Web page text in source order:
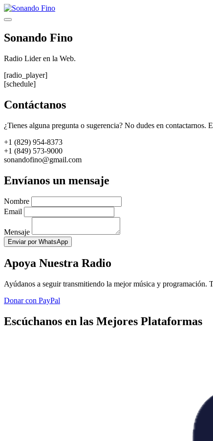
Saltar
al
Menú
Sonando Fino
Radio Lider en la Web.
[radio_player]
[schedule]
Contáctanos
¿Tienes alguna pregunta o sugerencia? No dudes en contactarnos.
+1 (829) 954-8373
+1 (849) 573-9000
sonandofino@gmail.com
Envíanos un mensaje
Nombre
Email
Mensaje
Enviar por WhatsApp
Apoya Nuestra Radio
Ayúdanos a seguir transmitiendo la mejor música y programación.
Donar con PayPal
Escúchanos en las Mejores Plataformas